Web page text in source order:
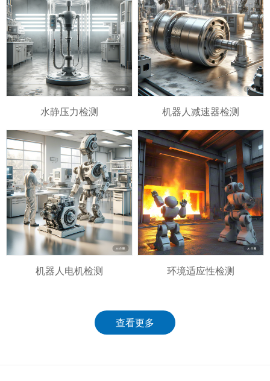
水静压力检测 机器人减速器检测
机器人电机检测 环境适应性检测
查看更多